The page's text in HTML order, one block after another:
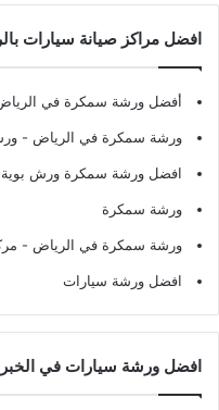
افضل مراكز صيانة سيارات
أفضل ورشة سمكرة في
ورشة سمكرة في الرياض -
افضل ورشة سمكرة ورش بوية
ورشة سمكرة
ورشة سمكرة في الرياض -
افضل ورشة سيارات
افضل ورشة سيارات في الخبر